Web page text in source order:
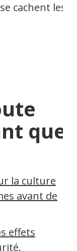
cachent les
que
la culture
avant de
effets